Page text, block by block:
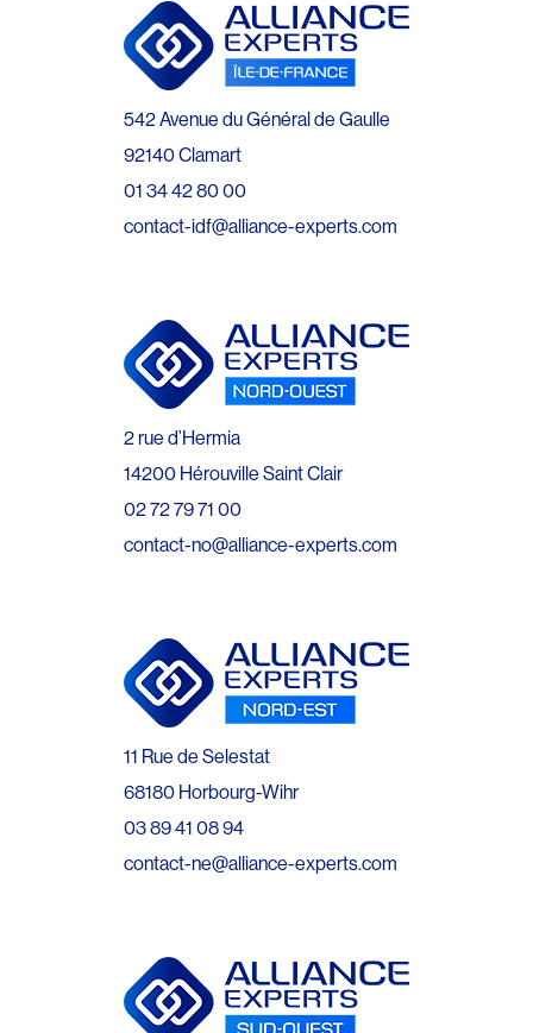
542 Avenue du Général de Gaulle
92140 Clamart
01 34 42 80 00
contact-idf@alliance-experts.com
2 rue d’Hermia
14200 Hérouville Saint Clair
02 72 79 71 00
contact-no@alliance-experts.com
11 Rue de Selestat
68180 Horbourg-Wihr
03 89 41 08 94
contact-ne@alliance-experts.com